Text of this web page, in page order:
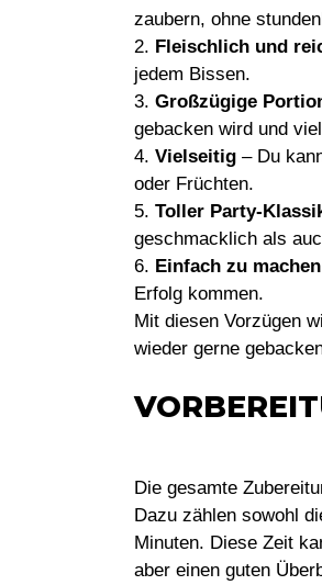
zaubern, ohne
2. Fleischlich und
jedem Bissen.
3. Großzügige
gebacken wird und
4. Vielseitig – Du
oder Früchten.
5. Toller Party-
geschmacklich als
6. Einfach zu machen
Erfolg kommen.
Mit diesen Vorzügen
wieder gerne
Die gesamte
Dazu zählen sowohl
Minuten. Diese Zeit
aber einen guten